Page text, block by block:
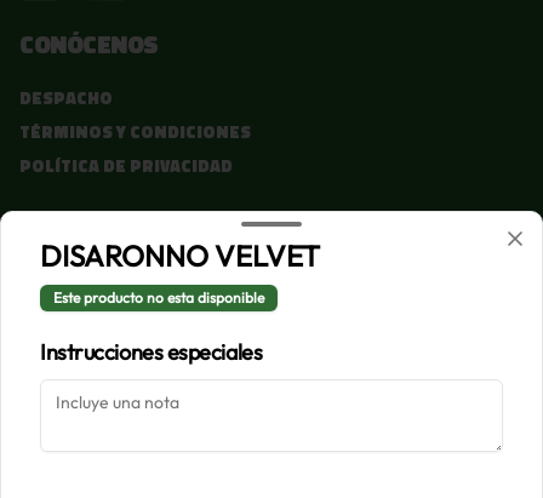
Conócenos
Despacho
Términos y condiciones
Política de privacidad
Redes sociales
Instagram
Facebook
Mi cuenta
Iniciar sesión
DISARONNO VELVET
Este producto no esta disponible
Instrucciones especiales